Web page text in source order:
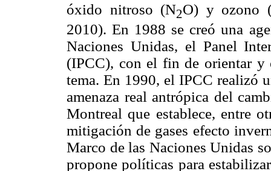
óxido nitroso (N2O) y ozono
2010). En 1988 se creó una
Naciones Unidas, el Panel
(IPCC), con el fin de orientar y
tema. En 1990, el IPCC realizó
amenaza real antrópica del
Montreal que establece, entre
mitigación de gases efecto
Marco de las Naciones Unidas
propone políticas para